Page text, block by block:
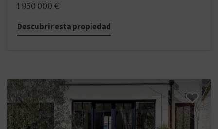
1 950 000 €
Descubrir esta propiedad